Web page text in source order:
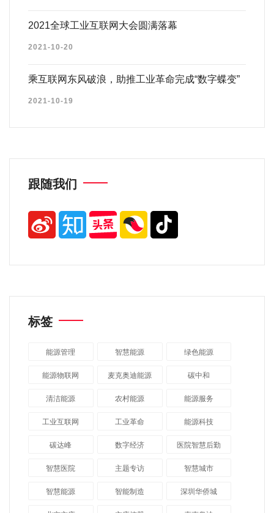
2021全球工业互联网大会圆满落幕
2021-10-20
乘互联网东风破浪，助推工业革命完成“数字蝶变”
2021-10-19
跟随我们
标签
能源管理 智慧能源 绿色能源
能源物联网 麦克奥迪能源 碳中和
清洁能源 农村能源 能源服务
工业互联网 工业革命 能源科技
碳达峰 数字经济 医院智慧后勤
智慧医院 主题专访 智慧城市
​智慧能源 智能制造 深圳华侨城